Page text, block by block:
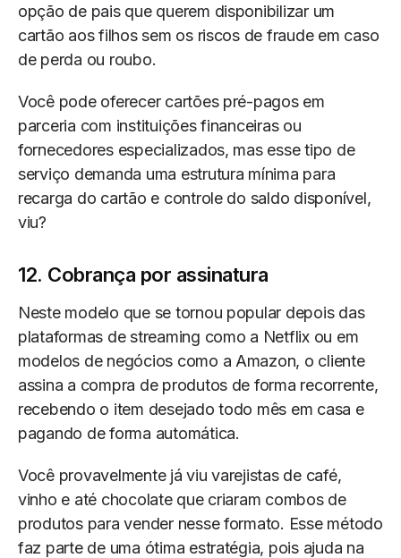
opção de pais que querem disponibilizar um
cartão aos filhos sem os riscos de fraude em caso
de perda ou roubo.
Você pode oferecer cartões pré-pagos em
parceria com instituições financeiras ou
fornecedores especializados, mas esse tipo de
serviço demanda uma estrutura mínima para
recarga do cartão e controle do saldo disponível,
viu?
12. Cobrança por assinatura
Neste modelo que se tornou popular depois das
plataformas de streaming como a Netflix ou em
modelos de negócios como a Amazon, o cliente
assina a compra de produtos de forma recorrente,
recebendo o item desejado todo mês em casa e
pagando de forma automática.
Você provavelmente já viu varejistas de café,
vinho e até chocolate que criaram combos de
produtos para vender nesse formato. Esse método
faz parte de uma ótima estratégia, pois ajuda na